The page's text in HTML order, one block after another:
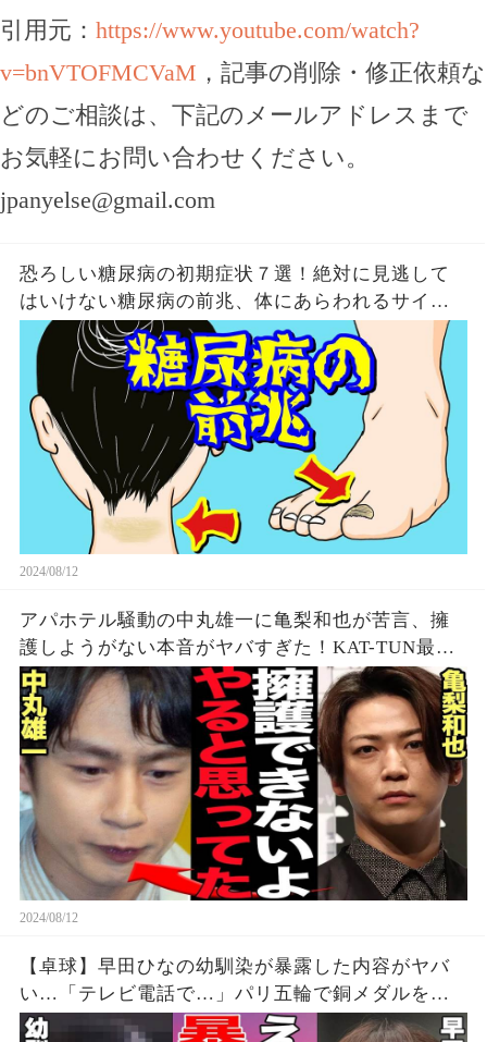
引用元： https://www.youtube.com/watch?
v=bnVTOFMCVaM ，記事の削除・修正依頼な
どのご相談は、下記のメールアドレスまで
お気軽にお問い合わせください。
jpanyelse@gmail.com
恐ろしい糖尿病の初期症状７選！絶対に見逃して
はいけない糖尿病の前兆、体にあらわれるサイン
とは？
2024/08/12
アパホテル騒動の中丸雄一に亀梨和也が苦言、擁
護しようがない本音がヤバすぎた！KAT-TUN最初
期の若い頃から見てきた本性に驚愕…【芸能】
2024/08/12
【卓球】早田ひなの幼馴染が暴露した内容がヤバ
い…「テレビ電話で…」パリ五輪で銅メダルを獲
得した早田選手の幼少期からの親友が明かす衝撃